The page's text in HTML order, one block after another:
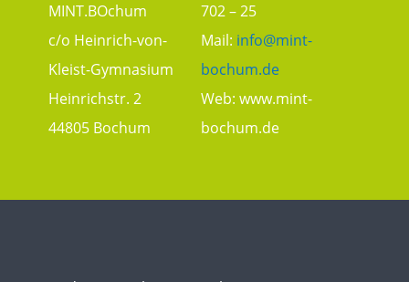
MINT.BOchum
c/o Heinrich-von-
Kleist-Gymnasium
Heinrichstr. 2
44805 Bochum
702 – 25
Mail: info@mint-
bochum.de
Web: www.mint-
bochum.de